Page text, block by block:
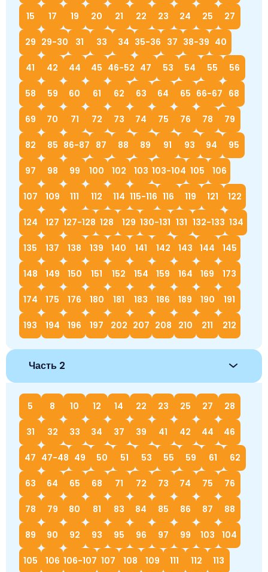
15 17 19 20 21 22 23 24 25 27
29 29-30 31 33 34 35-36 37 38-39 40
41 42 44 45 46-52 47 53 54 55 56
58 59 60 61 62 63 64 65 66-67 68
69 70 71 72 73 74 75 76 78 79
82 85 86-87 87 88 89 91 93 94 95
97 98 99 100 102 103 103-104 105 106
107 109 111 112 114 115-116 116 119 121 122
124 127 127-128 128 129 130-131 131 132-133 134
135 137 138 139 140 141 142 143 144 145
148 149 150 151 152 154 159 164 169 173
174 175 176 180 181 183 186 189 190 191
193 194 196 197 202 207 208 210 211 212
Часть 2
5 8 10 12 14 22 23 25 27 28
31 32 33 34 37 39 41 42 44 46
47 47-48 49 50 51 53 55 59 61 62
63 64 65 68 71 72 73 74 75 76
78 79 80 81 83 84 85 86 87 88
89 90 92 93 95 96 97 99 103 104
105 106 106-107 107 108 109 111 112 113